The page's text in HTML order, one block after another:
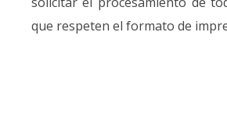
que respeten el formato de